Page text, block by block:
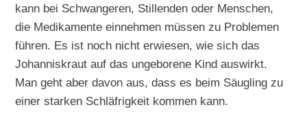
kann bei Schwangeren, Stillenden oder Menschen,
die Medikamente einnehmen müssen zu Problemen
führen. Es ist noch nicht erwiesen, wie sich das
Johanniskraut auf das ungeborene Kind auswirkt.
Man geht aber davon aus, dass es beim Säugling zu
einer starken Schläfrigkeit kommen kann.